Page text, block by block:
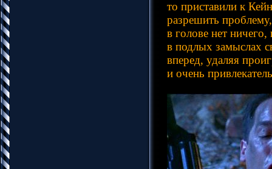
то приставили к
разрешить
в голове нет
в подлых замыслах
вперед, удаляя
и очень